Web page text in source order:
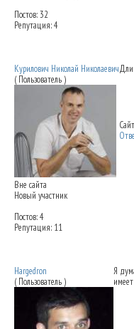
Постов: 32
Репутация: 4
Курилович Николай Николаевич
( Пользователь )
Вне сайта
Новый участник
Постов: 4
Репутация: 11
Hargedron
( Пользователь )
Я